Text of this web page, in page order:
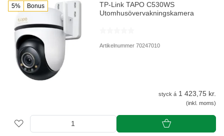
5% Bonus
TP-Link TAPO C530WS
Utomhusövervakningskamera
Artikelnummer 70247010
styck á 1 423,75 kr.
(inkl. moms)